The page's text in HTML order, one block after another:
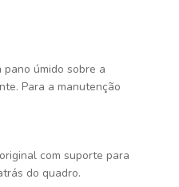
úmido sobre a
Para a manutenção
com suporte para
do quadro.